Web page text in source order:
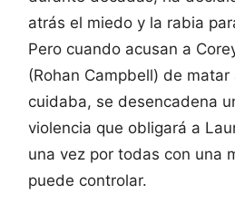
atrás el miedo y la rabia
Pero cuando acusan a
(Rohan Campbell) de matar
cuidaba, se desencadena
violencia que obligará a
una vez por todas con una
puede controlar.